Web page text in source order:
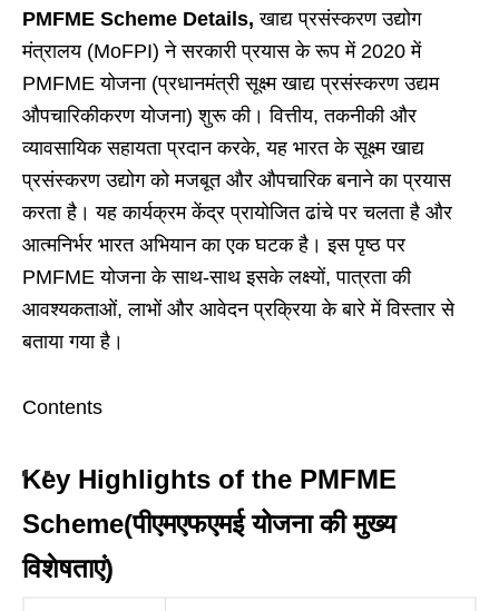
PMFME Scheme Details,खाद्य प्रसंस्करण उद्योग
मंत्रालय (MoFPI) ने सरकारी प्रयास के रूप में 2020 में
PMFME योजना (प्रधानमंत्री सूक्ष्म खाद्य प्रसंस्करण उद्यम
औपचारिकीकरण योजना) शुरू की। वित्तीय, तकनीकी और
व्यावसायिक सहायता प्रदान करके, यह भारत के सूक्ष्म खाद्य
प्रसंस्करण उद्योग को मजबूत और औपचारिक बनाने का प्रयास
करता है। यह कार्यक्रम केंद्र प्रायोजित ढांचे पर चलता है और
आत्मनिर्भर भारत अभियान का एक घटक है। इस पृष्ठ पर
PMFME योजना के साथ-साथ इसके लक्ष्यों, पात्रता की
आवश्यकताओं, लाभों और आवेदन प्रक्रिया के बारे में विस्तार से
बताया गया है।
Contents
Key Highlights of the PMFME
Scheme(पीएमएफएमई योजना की मुख्य
विशेषताएं)